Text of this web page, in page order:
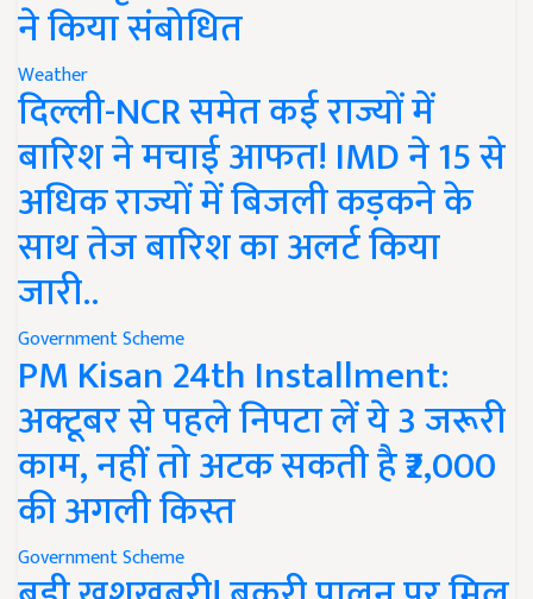
ने किया संबोधित
Weather
दिल्ली-NCR समेत कई राज्यों में
बारिश ने मचाई आफत! IMD ने 15 से
अधिक राज्यों में बिजली कड़कने के
साथ तेज बारिश का अलर्ट किया
जारी..
Government Scheme
PM Kisan 24th Installment:
अक्टूबर से पहले निपटा लें ये 3 जरूरी
काम, नहीं तो अटक सकती है ₹2,000
की अगली किस्त
Government Scheme